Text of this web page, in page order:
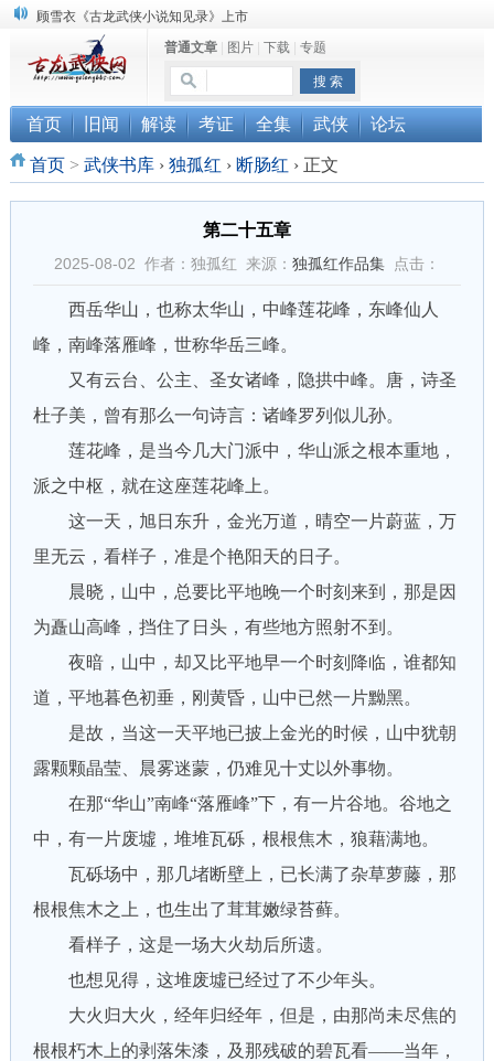
顾雪衣《古龙武侠小说知见录》上市
“武侠书库”查缺补漏活动圆满结束
《古龙小说原貌探究》修订版已上市
普通文章| 图片| 下载| 专题
首页 旧闻 解读 考证 全集 武侠 论坛
首页> 武侠书库 › 独孤红 › 断肠红 ›正文
第二十五章
2025-08-02 作者：独孤红 来源： 独孤红作品集点击：
西岳华山，也称太华山，中峰莲花峰，东峰仙人
峰，南峰落雁峰，世称华岳三峰。
又有云台、公主、圣女诸峰，隐拱中峰。唐，诗圣
杜子美，曾有那么一句诗言：诸峰罗列似儿孙。
莲花峰，是当今几大门派中，华山派之根本重地，
派之中枢，就在这座莲花峰上。
这一天，旭日东升，金光万道，晴空一片蔚蓝，万
里无云，看样子，准是个艳阳天的日子。
晨晓，山中，总要比平地晚一个时刻来到，那是因
为矗山高峰，挡住了日头，有些地方照射不到。
夜暗，山中，却又比平地早一个时刻降临，谁都知
道，平地暮色初垂，刚黄昏，山中已然一片黝黑。
是故，当这一天平地已披上金光的时候，山中犹朝
露颗颗晶莹、晨雾迷蒙，仍难见十丈以外事物。
在那“华山”南峰“落雁峰”下，有一片谷地。谷地之
中，有一片废墟，堆堆瓦砾，根根焦木，狼藉满地。
瓦砾场中，那几堵断壁上，已长满了杂草萝藤，那
根根焦木之上，也生出了茸茸嫩绿苔藓。
看样子，这是一场大火劫后所遗。
也想见得，这堆废墟已经过了不少年头。
大火归大火，经年归经年，但是，由那尚未尽焦的
根根朽木上的剥落朱漆，及那残破的碧瓦看——当年，